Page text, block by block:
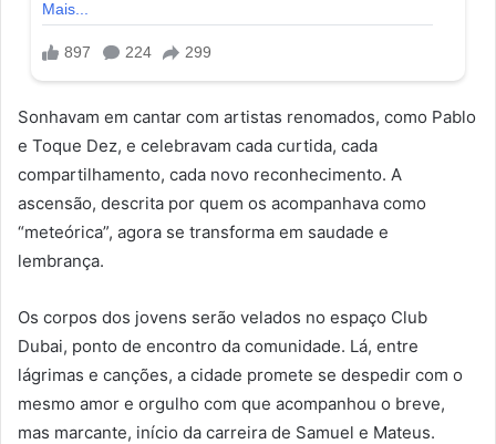
Sonhavam em cantar com artistas renomados, como Pablo
e Toque Dez, e celebravam cada curtida, cada
compartilhamento, cada novo reconhecimento. A
ascensão, descrita por quem os acompanhava como
“meteórica”, agora se transforma em saudade e
lembrança.
Os corpos dos jovens serão velados no espaço Club
Dubai, ponto de encontro da comunidade. Lá, entre
lágrimas e canções, a cidade promete se despedir com o
mesmo amor e orgulho com que acompanhou o breve,
mas marcante, início da carreira de Samuel e Mateus.